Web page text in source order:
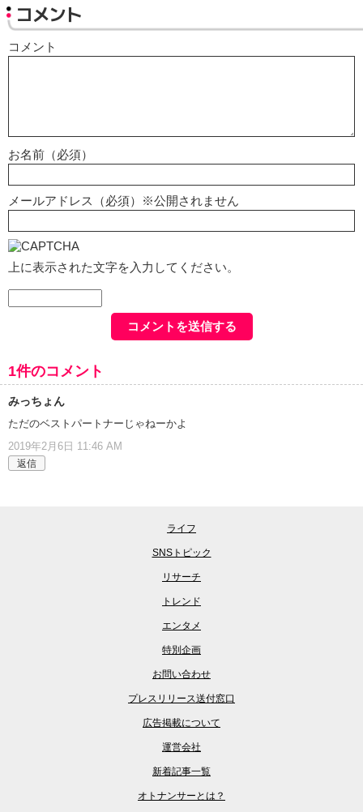
コメント
コメント
お名前（必須）
メールアドレス（必須）※公開されません
上に表示された文字を入力してください。
1件のコメント
みっちょん
ただのベストパートナーじゃねーかよ
2019年2月6日 11:46 AM
返信
ライフ
SNSトピック
リサーチ
トレンド
エンタメ
特別企画
お問い合わせ
プレスリリース送付窓口
広告掲載について
運営会社
新着記事一覧
オトナンサーとは？